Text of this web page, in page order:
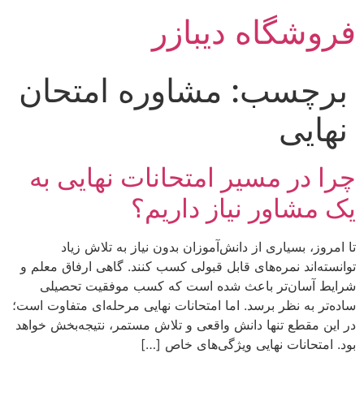
محتوا
فروشگاه دیبازر
برچسب: مشاوره امتحان
نهایی
چرا در مسیر امتحانات نهایی به
یک مشاور نیاز داریم؟
تا امروز، بسیاری از دانش‌آموزان بدون نیاز به تلاش زیاد
توانسته‌اند نمره‌های قابل قبولی کسب کنند. گاهی ارفاق معلم و
شرایط آسان‌تر باعث شده است که کسب موفقیت تحصیلی
ساده‌تر به نظر برسد. اما امتحانات نهایی مرحله‌ای متفاوت است؛
در این مقطع تنها دانش واقعی و تلاش مستمر، نتیجه‌بخش خواهد
بود. امتحانات نهایی ویژگی‌های خاص […]